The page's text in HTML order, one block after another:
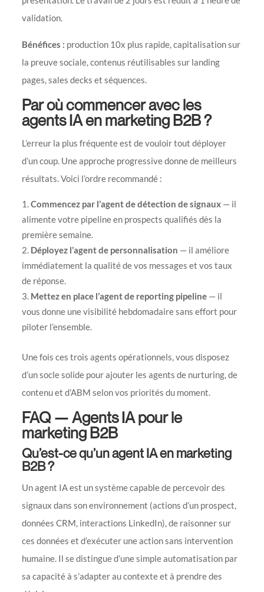
validation.
Bénéfices : production 10x plus rapide, capitalisation sur
la preuve sociale, contenus réutilisables sur landing
pages, sales decks et séquences.
Par où commencer avec les
agents IA en marketing B2B ?
L’erreur la plus fréquente est de vouloir tout déployer
d’un coup. Une approche progressive donne de meilleurs
résultats. Voici l’ordre recommandé :
Commencez par l’agent de détection de signaux — il
alimente votre pipeline en prospects qualifiés dès la
première semaine.
Déployez l’agent de personnalisation — il améliore
immédiatement la qualité de vos messages et vos taux
de réponse.
Mettez en place l’agent de reporting pipeline — il
vous donne une visibilité hebdomadaire sans effort pour
piloter l’ensemble.
Une fois ces trois agents opérationnels, vous disposez
d’un socle solide pour ajouter les agents de nurturing, de
contenu et d’ABM selon vos priorités du moment.
FAQ — Agents IA pour le
marketing B2B
Qu’est-ce qu’un agent IA en marketing
B2B ?
Un agent IA est un système capable de percevoir des
signaux dans son environnement (actions d’un prospect,
données CRM, interactions LinkedIn), de raisonner sur
ces données et d’exécuter une action sans intervention
humaine. Il se distingue d’une simple automatisation par
sa capacité à s’adapter au contexte et à prendre des